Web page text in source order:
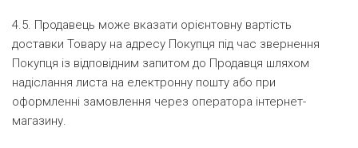
4.5. Продавець може вказати орієнтовну вартість
доставки Товару на адресу Покупця під час звернення
Покупця із відповідним запитом до Продавця шляхом
надіслання листа на електронну пошту або при
оформленні замовлення через оператора інтернет-
магазину.